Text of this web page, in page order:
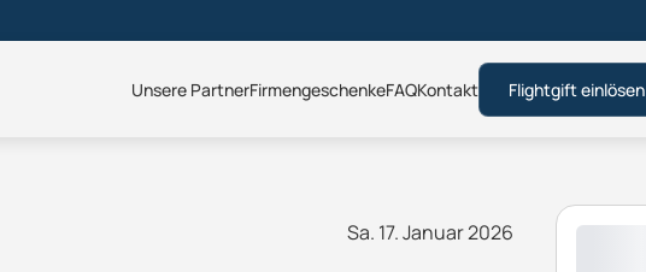
Unsere PartnerFirmengeschenkeFAQKontakt Flightgift einlösen
Sa. 17. Januar 2026